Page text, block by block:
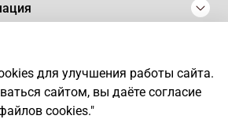
контента без письменного разрешения
для улучшения работы сайта.
сайтом, вы даёте согласие
cookies."